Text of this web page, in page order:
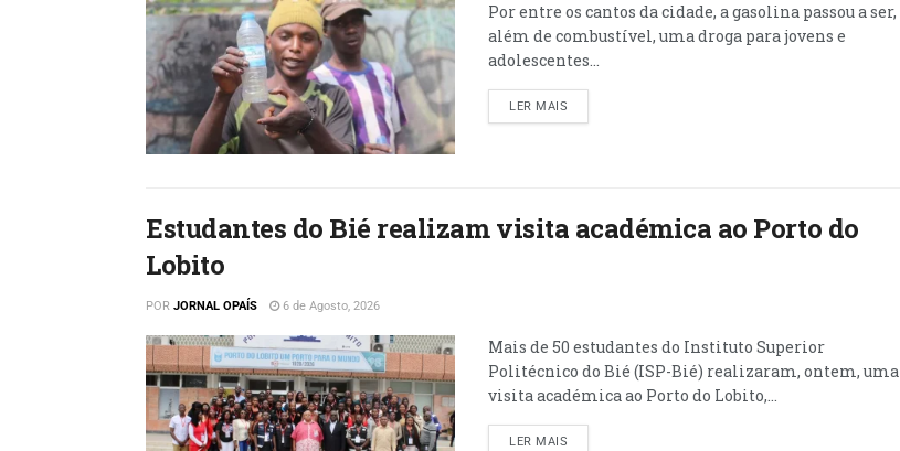
Por entre os cantos da cidade, a gasolina passou a ser,
além de combustível, uma droga para jovens e
adolescentes...
LER MAIS
Estudantes do Bié realizam visita académica ao Porto do
Lobito
POR JORNAL OPAÍS 6 de Agosto, 2026
Mais de 50 estudantes do Instituto Superior
Politécnico do Bié (ISP-Bié) realizaram, ontem, uma
visita académica ao Porto do Lobito,...
LER MAIS